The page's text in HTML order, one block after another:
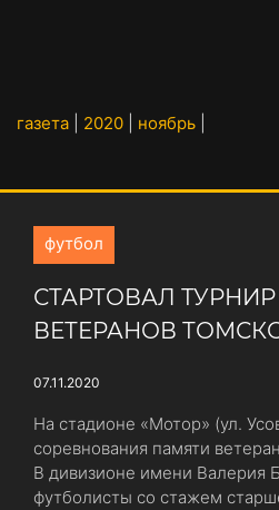
газета 2020 ноябрь
футбол
СТАРТОВАЛ
ВЕТЕРАНОВ
07.11.2020
На стадионе «Мотор» (ул.
соревнования памяти
В дивизионе имени Валерия
футболисты со стажем